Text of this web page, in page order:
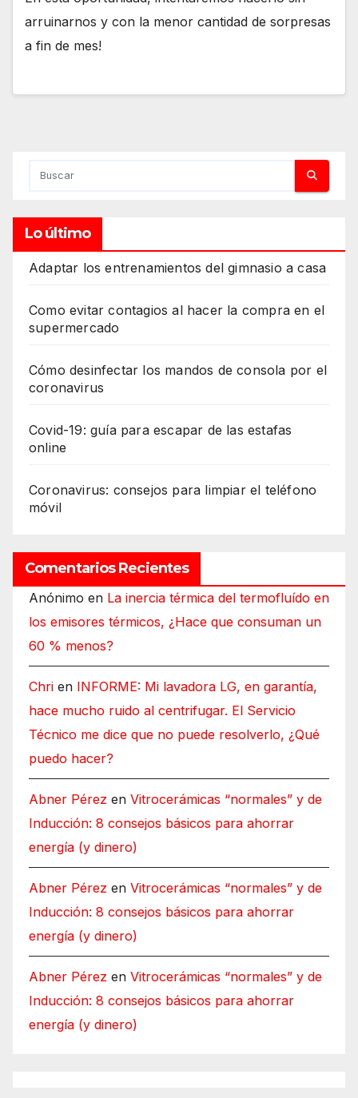
arruinarnos y con la menor cantidad de sorpresas
a fin de mes!
Lo último
Adaptar los entrenamientos del gimnasio a casa
Como evitar contagios al hacer la compra en el
supermercado
Cómo desinfectar los mandos de consola por el
coronavirus
Covid-19: guía para escapar de las estafas
online
Coronavirus: consejos para limpiar el teléfono
móvil
Comentarios Recientes
Anónimo en La inercia térmica del termofluído en
los emisores térmicos, ¿Hace que consuman un
60 % menos?
Chri en INFORME: Mi lavadora LG, en garantía,
hace mucho ruido al centrifugar. El Servicio
Técnico me dice que no puede resolverlo, ¿Qué
puedo hacer?
Abner Pérez en Vitrocerámicas “normales” y de
Inducción: 8 consejos básicos para ahorrar
energía (y dinero)
Abner Pérez en Vitrocerámicas “normales” y de
Inducción: 8 consejos básicos para ahorrar
energía (y dinero)
Abner Pérez en Vitrocerámicas “normales” y de
Inducción: 8 consejos básicos para ahorrar
energía (y dinero)